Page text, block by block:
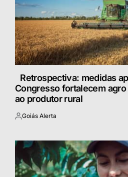
Retrospectiva: medidas
Congresso fortalecem
ao produtor rural
Postado
Goiás Alerta